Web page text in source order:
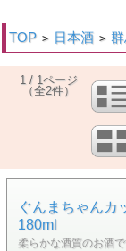
TOP > 日本酒 >
1 / 1ページ
（全2件）
ぐんまちゃん
180ml
柔らかな酒質のお酒で